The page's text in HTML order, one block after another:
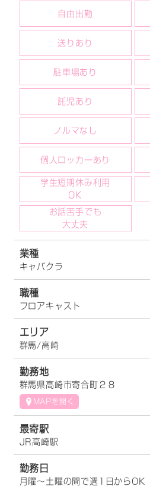
自由出勤
送りあり
駐車場あり
託児あり
ノルマなし
個人ロッカーあり
学生短期休み利用
OK
お話苦手でも
大丈夫
業種
キャバクラ
職種
フロアキャスト
エリア
群馬/高崎
勤務地
群馬県高崎市寄合町２８
MAPを開く
最寄駅
JR高崎駅
勤務日
月曜～土曜の間で週1日からOK